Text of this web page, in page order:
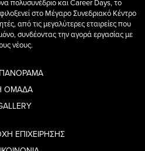
πολυσυνέδριο και Career Days, το
στο Μέγαρο Συνεδριακό Κέντρο
από τις μεγαλύτερες εταιρείες που
συνδέοντας την αγορά εργασίας με
νέους.
ΟΜΑΔΑ
ΕΠΙΧΕΙΡΗΣΗΣ